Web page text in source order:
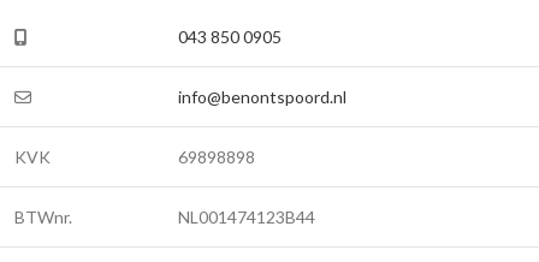
043 850 0905
info@benontspoord.nl
KVK 69898898
BTWnr. NL001474123B44